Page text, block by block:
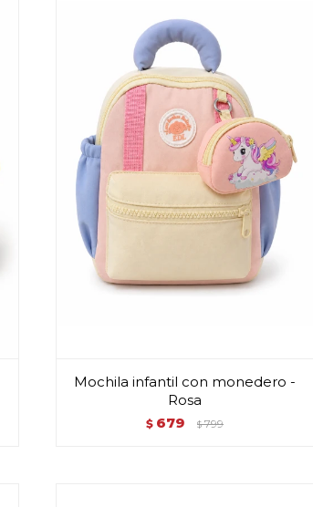
Mochila infantil con monedero -
Rosa
$ 679 $ 799